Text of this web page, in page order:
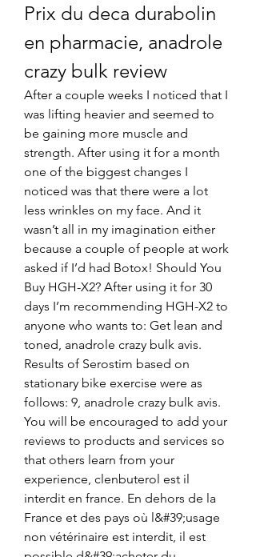
Prix du deca durabolin
en pharmacie, anadrole
crazy bulk review
After a couple weeks I noticed that I
was lifting heavier and seemed to
be gaining more muscle and
strength. After using it for a month
one of the biggest changes I
noticed was that there were a lot
less wrinkles on my face. And it
wasn’t all in my imagination either
because a couple of people at work
asked if I’d had Botox! Should You
Buy HGH-X2? After using it for 30
days I’m recommending HGH-X2 to
anyone who wants to: Get lean and
toned, anadrole crazy bulk avis.
Results of Serostim based on
stationary bike exercise were as
follows: 9, anadrole crazy bulk avis.
You will be encouraged to add your
reviews to products and services so
that others learn from your
experience, clenbuterol est il
interdit en france. En dehors de la
France et des pays où l&#39;usage
non vétérinaire est interdit, il est